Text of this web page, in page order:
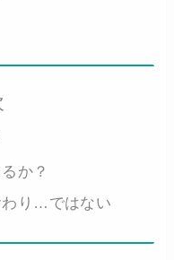
か？
わり…ではない